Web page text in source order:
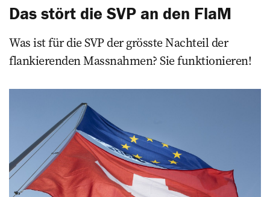
Das stört die SVP an den FlaM
Was ist für die SVP der grösste Nachteil der
flankierenden Massnahmen? Sie funktionieren!